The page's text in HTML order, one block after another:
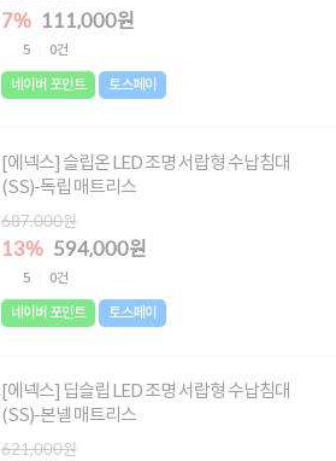
7% 111,000원
5 0건
네이버 포인트 토스페이
[에넥스] 슬립온 LED 조명 서랍형 수납침대
(SS)-독립 매트리스
687,000원
13% 594,000원
5 0건
네이버 포인트 토스페이
[에넥스] 딥슬립 LED 조명 서랍형 수납침대
(SS)-본넬 매트리스
621,000원